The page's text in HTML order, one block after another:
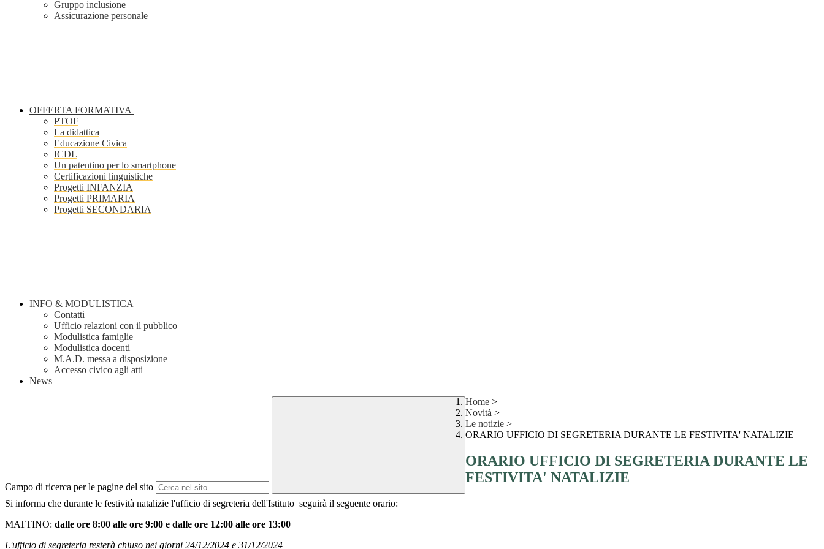
Gruppo inclusione
Assicurazione personale
OFFERTA FORMATIVA
PTOF
La didattica
Educazione Civica
ICDL
Un patentino per lo smartphone
Certificazioni linguistiche
Progetti INFANZIA
Progetti PRIMARIA
Progetti SECONDARIA
INFO & MODULISTICA
Contatti
Ufficio relazioni con il pubblico
Modulistica famiglie
Modulistica docenti
M.A.D. messa a disposizione
Accesso civico agli atti
News
Campo di ricerca per le pagine del sito
Home >
Novità >
Le notizie >
ORARIO UFFICIO DI SEGRETERIA DURANTE LE FESTIVITA' NATALIZIE
ORARIO UFFICIO DI SEGRETERIA DURANTE LE
FESTIVITA' NATALIZIE
Si informa che durante le festività natalizie l'ufficio di segreteria dell'Istituto seguirà il seguente orario:
MATTINO: dalle ore 8:00 alle ore 9:00 e dalle ore 12:00 alle ore 13:00
L'ufficio di segreteria resterà chiuso nei giorni 24/12/2024 e 31/12/2024